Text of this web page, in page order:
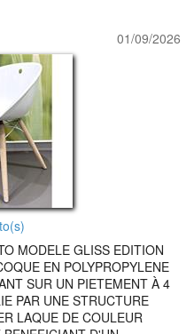
01/09/2026
MODELE GLISS EDITION
EN POLYPROPYLENE
SUR UN PIETEMENT À 4
PAR UNE STRUCTURE
LAQUE DE COULEUR